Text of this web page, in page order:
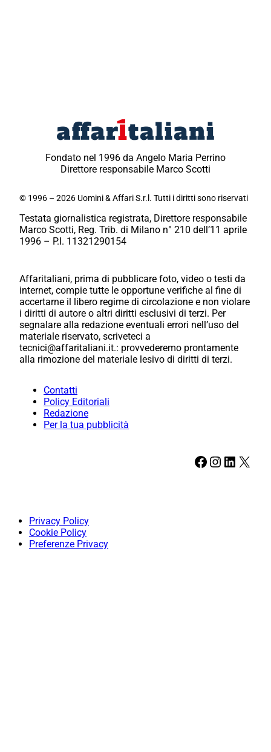
Fondato nel 1996 da Angelo Maria Perrino
Direttore responsabile Marco Scotti
© 1996 – 2026 Uomini & Affari S.r.l. Tutti i diritti sono riservati
Testata giornalistica registrata, Direttore responsabile
Marco Scotti, Reg. Trib. di Milano n° 210 dell’11 aprile
1996 – P.I. 11321290154
Affaritaliani, prima di pubblicare foto, video o testi da
internet, compie tutte le opportune verifiche al fine di
accertarne il libero regime di circolazione e non violare
i diritti di autore o altri diritti esclusivi di terzi. Per
segnalare alla redazione eventuali errori nell’uso del
materiale riservato, scriveteci a
tecnici@affaritaliani.it.: provvederemo prontamente
alla rimozione del materiale lesivo di diritti di terzi.
Contatti
Policy Editoriali
Redazione
Per la tua pubblicità
Facebook Instagram LinkedIn X
Privacy Policy
Cookie Policy
Preferenze Privacy